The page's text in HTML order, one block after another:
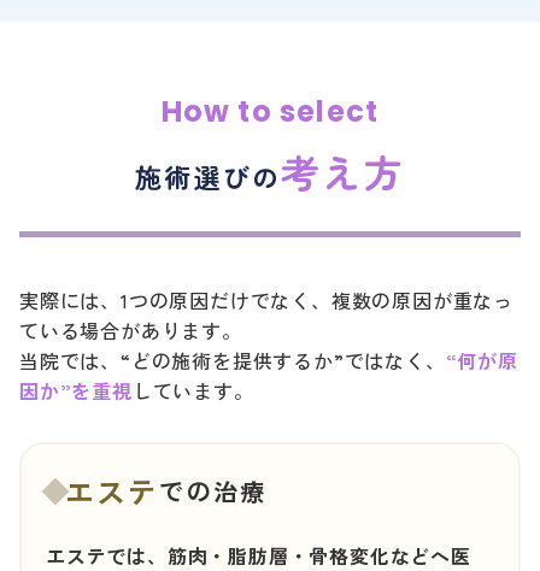
How to select
施術選びの考え方
実際には、1つの原因だけでなく、複数の原因が重なっ
ている場合があります。
当院では、“どの施術を提供するか”ではなく、 “何が原
因か”を重視 しています。
エステでの治療
エステでは、筋肉・脂肪層・骨格変化などへ医